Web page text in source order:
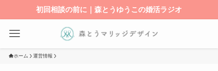
初回相談の前に｜森とうゆうこの婚活ラジオ
ホーム 運営情報